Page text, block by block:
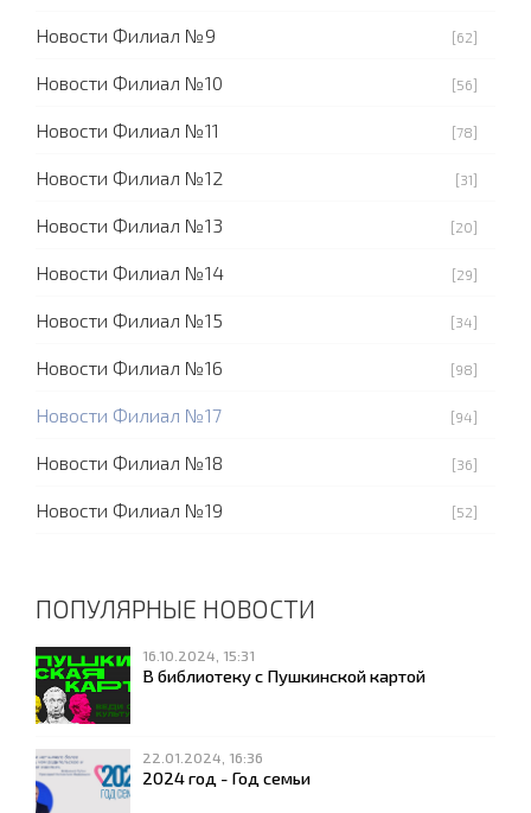
Новости Филиал №9 [62]
Новости Филиал №10 [56]
Новости Филиал №11 [78]
Новости Филиал №12 [31]
Новости Филиал №13 [20]
Новости Филиал №14 [29]
Новости Филиал №15 [34]
Новости Филиал №16 [98]
Новости Филиал №17 [94]
Новости Филиал №18 [36]
Новости Филиал №19 [52]
ПОПУЛЯРНЫЕ НОВОСТИ
16.10.2024, 15:31
В библиотеку с Пушкинской картой
22.01.2024, 16:36
2024 год - Год семьи